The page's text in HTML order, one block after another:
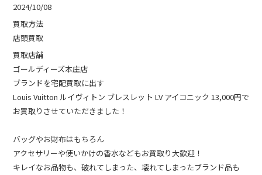
2024/10/08
買取方法
店頭買取
買取店舗
ゴールディーズ本庄店
ブランドを宅配買取に出す
Louis Vuitton ルイヴィトン ブレスレット LV アイコニック 13,000円で
お買取りさせていただきました！
バッグやお財布はもちろん
アクセサリーや使いかけの香水などもお買取り大歓迎！
キレイなお品物も、破れてしまった、壊れてしまったブランド品も